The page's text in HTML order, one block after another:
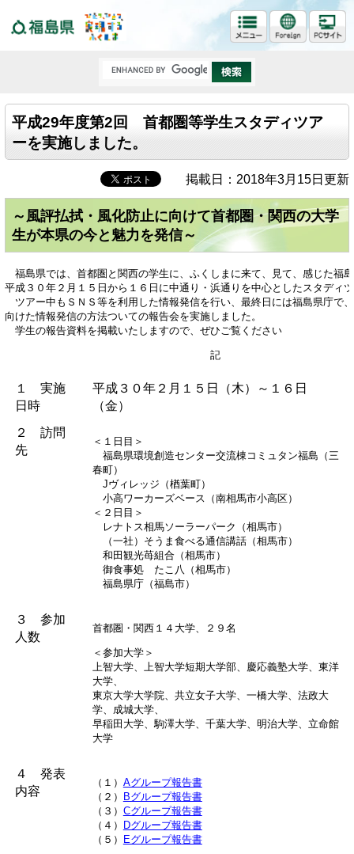
平成29年度第2回 首都圏等学生スタディツア
ーを実施しました。
掲載日：2018年3月15日更新
～風評払拭・風化防止に向けて首都圏・関西の大学
生が本県の今と魅力を発信～
福島県では、首都圏と関西の学生に、ふくしまに来て、見て、感じた福
平成３０年２月１５日から１６日に中通り・浜通りを中心としたスタディ
ツアー中もＳＮＳ等を利用した情報発信を行い、最終日には福島県庁で
向けた情報発信の方法ついての報告会を実施しました。
学生の報告資料を掲載いたしますので、ぜひご覧ください
記
１ 実施
日時
平成３０年２月１５日（木）～１６日
（金）
２ 訪問
先
＜１日目＞
福島県環境創造センター交流棟コミュタン福島（三
春町）
Jヴィレッジ（楢葉町）
小高ワーカーズベース（南相馬市小高区）
＜２日目＞
レナトス相馬ソーラーパーク（相馬市）
（一社）そうま食べる通信講話（相馬市）
和田観光苺組合（相馬市）
御食事処 たこ八（相馬市）
福島県庁（福島市）
３ 参加
人数
首都圏・関西１４大学、２９名
＜参加大学＞
上智大学、上智大学短期大学部、慶応義塾大学、東洋
大学、
東京大学大学院、共立女子大学、一橋大学、法政大
学、成城大学、
早稲田大学、駒澤大学、千葉大学、明治大学、立命館
大学
４ 発表
内容
（１） Aグループ報告書
（２） Bグループ報告書
（３） Cグループ報告書
（４） Dグループ報告書
（５） Eグループ報告書